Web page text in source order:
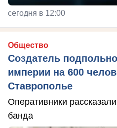
сегодня в 12:00
Общество
Создатель
империи на 600
Ставрополье
Оперативники
банда